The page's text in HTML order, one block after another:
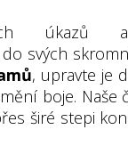
svých
, upravte je
boje. Naše
širé stepi